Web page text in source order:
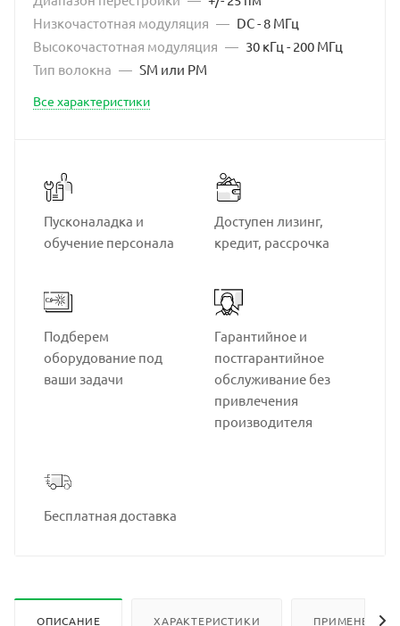
Низкочастотная модуляция — DC - 8 МГц
Высокочастотная модуляция — 30 кГц - 200 МГц
Тип волокна — SM или PM
Все характеристики
Пусконаладка и
обучение персонала
Доступен лизинг,
кредит, рассрочка
Подберем
оборудование под
ваши задачи
Гарантийное и
постгарантийное
обслуживание без
привлечения
производителя
Бесплатная доставка
ОПИСАНИЕ ХАРАКТЕРИСТИКИ ПРИМЕНЕНИЕ